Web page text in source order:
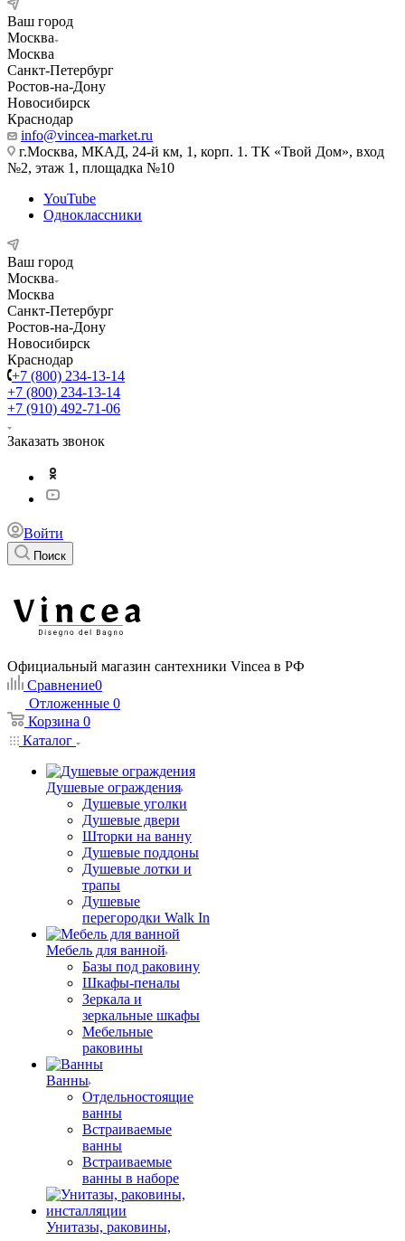
Ваш город
Москва
Москва
Санкт-Петербург
Ростов-на-Дону
Новосибирск
Краснодар
info@vincea-market.ru
г.Москва, МКАД, 24-й км, 1, корп. 1. ТК «Твой Дом», вход
№2, этаж 1, площадка №10
YouTube
Одноклассники
Ваш город
Москва
Москва
Санкт-Петербург
Ростов-на-Дону
Новосибирск
Краснодар
+7 (800) 234-13-14
+7 (800) 234-13-14
+7 (910) 492-71-06
Заказать звонок
Войти
Поиск
Официальный магазин сантехники Vincea в РФ
Сравнение0
Отложенные 0
Корзина 0
Каталог
Душевые ограждения
Душевые уголки
Душевые двери
Шторки на ванну
Душевые поддоны
Душевые лотки и
трапы
Душевые
перегородки Walk In
Мебель для ванной
Базы под раковину
Шкафы-пеналы
Зеркала и
зеркальные шкафы
Мебельные
раковины
Ванны
Отдельностоящие
ванны
Встраиваемые
ванны
Встраиваемые
ванны в наборе
Унитазы, раковины,